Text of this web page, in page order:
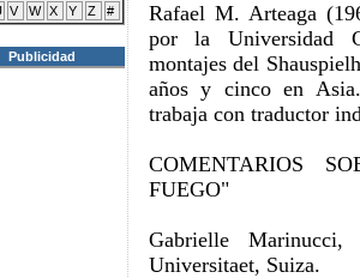
V W X Y Z #
Publicidad
Rafael M. Arteaga
por la Universidad
montajes del
años y cinco en
trabaja con traductor
COMENTARIOS
FUEGO"
Gabrielle
Universitaet, Suiza.